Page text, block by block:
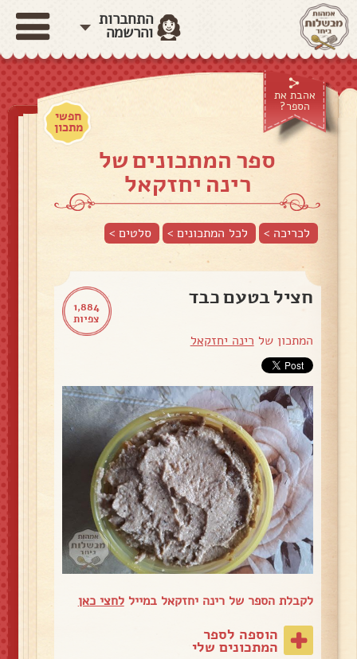
התחברות
והרשמה
אהבת את
הספר?
חפשי
מתכון
ספר המתכונים של
רינה יחזקאל
לכריכה > לכל המתכונים > סלטים>
1,884
צפיות
חציל בטעם כבד
המתכון של רינה יחזקאל
לקבלת הספר של רינה יחזקאל במייללחצי כאן
הוספה לספר
המתכונים שלי